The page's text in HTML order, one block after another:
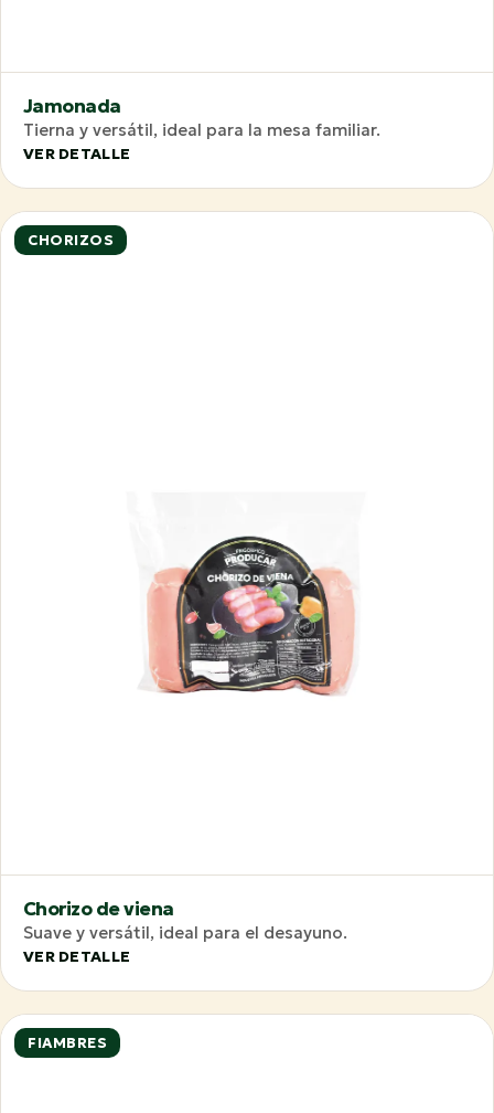
Jamonada
Tierna y versátil, ideal para la mesa familiar.
VER DETALLE
CHORIZOS
Chorizo de viena
Suave y versátil, ideal para el desayuno.
VER DETALLE
FIAMBRES